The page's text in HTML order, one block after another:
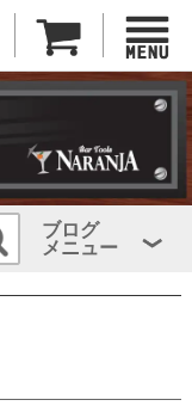
ブログ
メニュー